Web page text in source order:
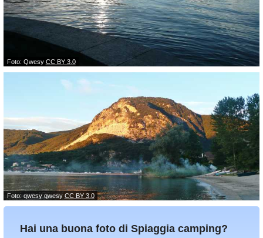
Foto: Qwesy CC BY 3.0
Foto: qwesy qwesy CC BY 3.0
Hai una buona foto di Spiaggia camping?